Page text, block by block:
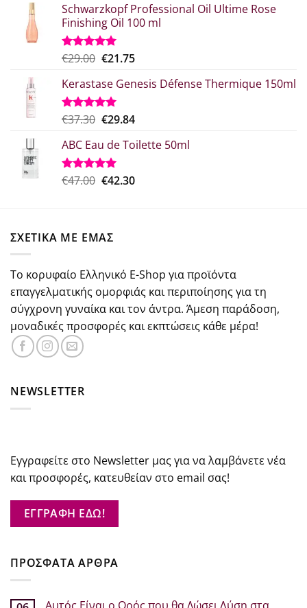
Schwarzkopf Professional Oil Ultime Rose
Finishing Oil 100 ml
Βαθμολογήθηκε
από 5
€29.00 Original
was:
€29.00.
€21.75Η
τιμή
€21.75.
Kerastase Genesis Défense Thermique 150ml
Βαθμολογήθηκε
από 5
€37.30 Original
was:
€37.30.
€29.84Η
τιμή
€29.84.
ABC Eau de Toilette 50ml
Βαθμολογήθηκε
€47.00 Original
€42.30Η
ΣΧΕΤΙΚΑ ΜΕ ΕΜΑΣ
Το κορυφαίο Ελληνικό E-Shop για προϊόντα
επαγγελματικής ομορφιάς και περιποίησης για τη
σύγχρονη γυναίκα και τον άντρα. Άμεση παράδοση,
μοναδικές προσφορές και εκπτώσεις κάθε μέρα!
NEWSLETTER
Εγγραφείτε στο Newsletter μας για να λαμβάνετε νέα
και προσφορές, κατευθείαν στο email σας!
ΕΓΓΡΑΦΗ ΕΔΩ!
ΠΡΟΣΦΑΤΑ ΑΡΘΡΑ
Αυτός Είναι ο Ορός που θα Δώσει Λύση στα